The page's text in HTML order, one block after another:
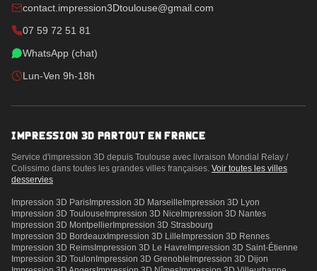
contact.impression3Dtoulouse@gmail.com
07 59 72 51 81
WhatsApp (chat)
Lun-Ven 9h-18h
IMPRESSION 3D PARTOUT EN FRANCE
Service d'impression 3D depuis Toulouse avec livraison Mondial Relay /
Colissimo dans toutes les grandes villes françaises. Voir toutes les villes
desservies
Impression 3D Paris Impression 3D Marseille Impression 3D Lyon
Impression 3D Toulouse Impression 3D Nice Impression 3D Nantes
Impression 3D Montpellier Impression 3D Strasbourg
Impression 3D Bordeaux Impression 3D Lille Impression 3D Rennes
Impression 3D Reims Impression 3D Le Havre Impression 3D Saint-Étienne
Impression 3D Toulon Impression 3D Grenoble Impression 3D Dijon